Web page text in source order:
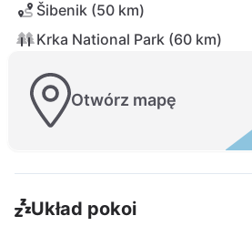
Šibenik (50 km)
Krka National Park (60 km)
Otwórz mapę
Układ pokoi